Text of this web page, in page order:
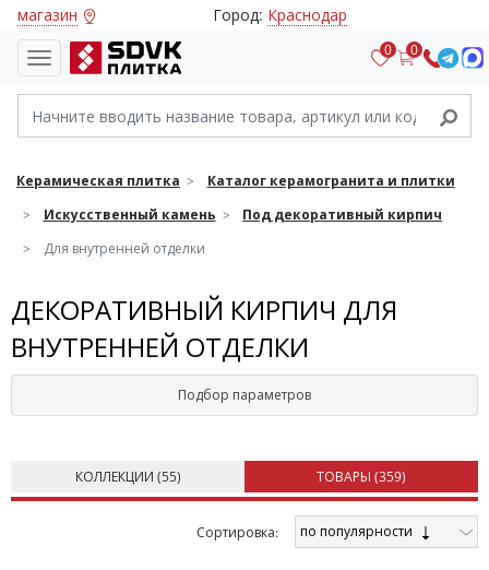
магазин Город: Краснодар
0 0
Керамическая плитка
Каталог керамогранита и плитки
Искусственный камень
Под декоративный кирпич
Для внутренней отделки
ДЕКОРАТИВНЫЙ КИРПИЧ ДЛЯ
ВНУТРЕННЕЙ ОТДЕЛКИ
Подбор параметров
КОЛЛЕКЦИИ (55) ТОВАРЫ (359)
Cортировка: по популярности